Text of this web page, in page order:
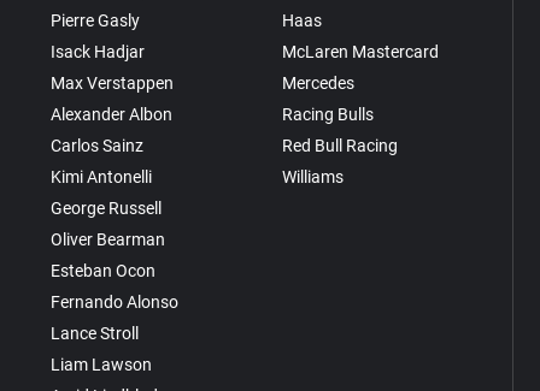
Pierre Gasly
Isack Hadjar
Max Verstappen
Alexander Albon
Carlos Sainz
Kimi Antonelli
George Russell
Oliver Bearman
Esteban Ocon
Fernando Alonso
Lance Stroll
Liam Lawson
Haas
McLaren Mastercard
Mercedes
Racing Bulls
Red Bull Racing
Williams